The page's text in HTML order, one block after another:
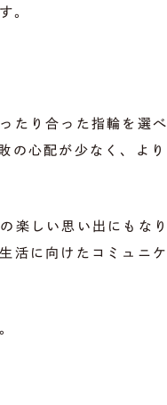
。
たり合った指輪を選べ
の心配が少なく、より
楽しい思い出にもなり
活に向けたコミュニケ